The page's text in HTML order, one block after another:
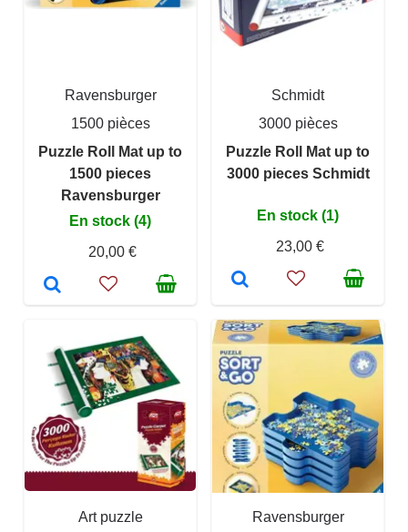
Ravensburger
1500 pièces
Puzzle Roll Mat up to
1500 pieces
Ravensburger
En stock (4)
20,00 €
Schmidt
3000 pièces
Puzzle Roll Mat up to
3000 pieces Schmidt
En stock (1)
23,00 €
Art puzzle Ravensburger